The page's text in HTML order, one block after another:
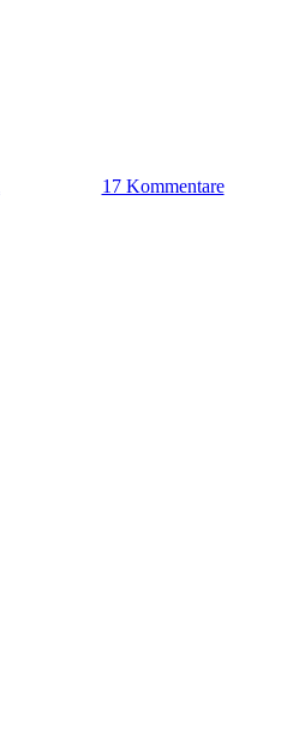
17 Kommentare